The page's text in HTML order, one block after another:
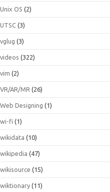
Unix OS (2)
UTSC (3)
vglug (3)
videos (322)
vim (2)
VR/AR/MR (26)
Web Designing (1)
wi-fi (1)
wikidata (10)
wikipedia (47)
wikisource (15)
wiktionary (11)